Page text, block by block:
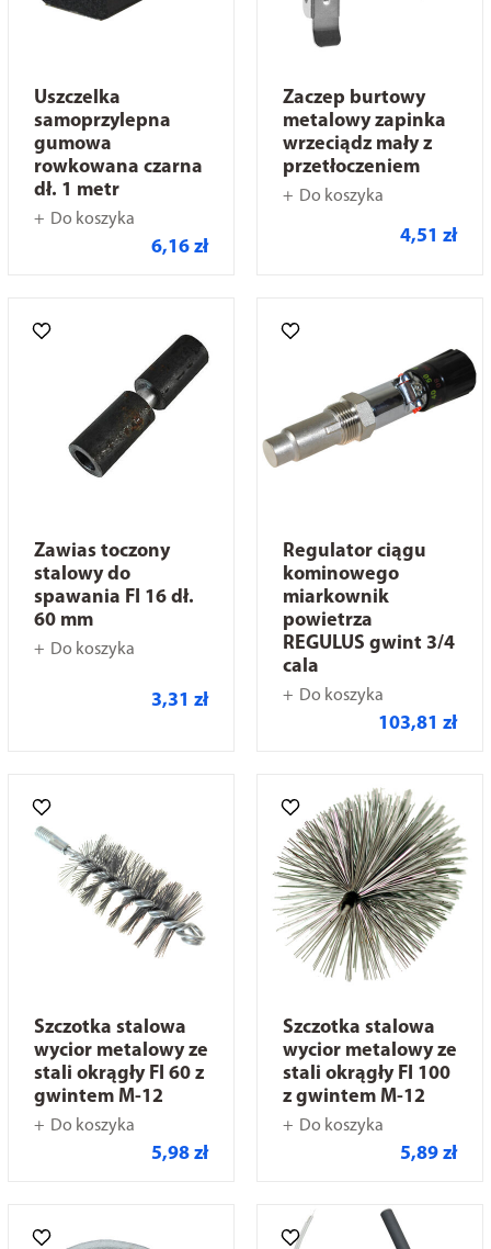
Uszczelka
samoprzylepna
gumowa
rowkowana czarna
dł. 1 metr
Do koszyka
6,16 zł
Zaczep burtowy
metalowy zapinka
wrzeciądz mały z
przetłoczeniem
Do koszyka
4,51 zł
Zawias toczony
stalowy do
spawania FI 16 dł.
60 mm
Do koszyka
3,31 zł
Regulator ciągu
kominowego
miarkownik
powietrza
REGULUS gwint 3/4
cala
Do koszyka
103,81 zł
Szczotka stalowa
wycior metalowy ze
stali okrągły FI 60 z
gwintem M-12
Do koszyka
5,98 zł
Szczotka stalowa
wycior metalowy ze
stali okrągły FI 100
z gwintem M-12
Do koszyka
5,89 zł